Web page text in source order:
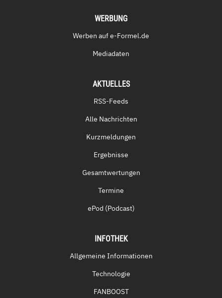
WERBUNG
Werben auf e-Formel.de
Mediadaten
AKTUELLES
RSS-Feeds
Alle Nachrichten
Kurzmeldungen
Ergebnisse
Gesamtwertungen
Termine
ePod (Podcast)
INFOTHEK
Allgemeine Informationen
Technologie
FANBOOST